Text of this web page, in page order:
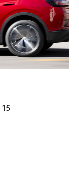
15